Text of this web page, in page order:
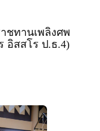
ชทานเพลิงศพ
อิสสโร ป.ธ.4)